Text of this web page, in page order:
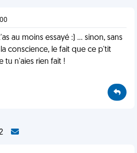
au moins essayé :) ... sinon, sans
conscience, le fait que ce p'tit
tu n'aies rien fait !